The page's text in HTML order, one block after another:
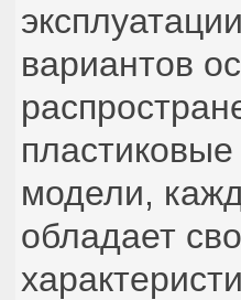
вариантов
модели,
обладает